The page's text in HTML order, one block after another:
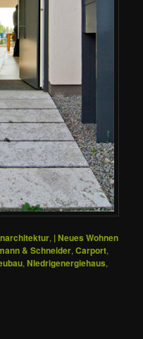
, | Neues Wohnen
& Schneider,Carport,
,NIedrigenergiehaus,